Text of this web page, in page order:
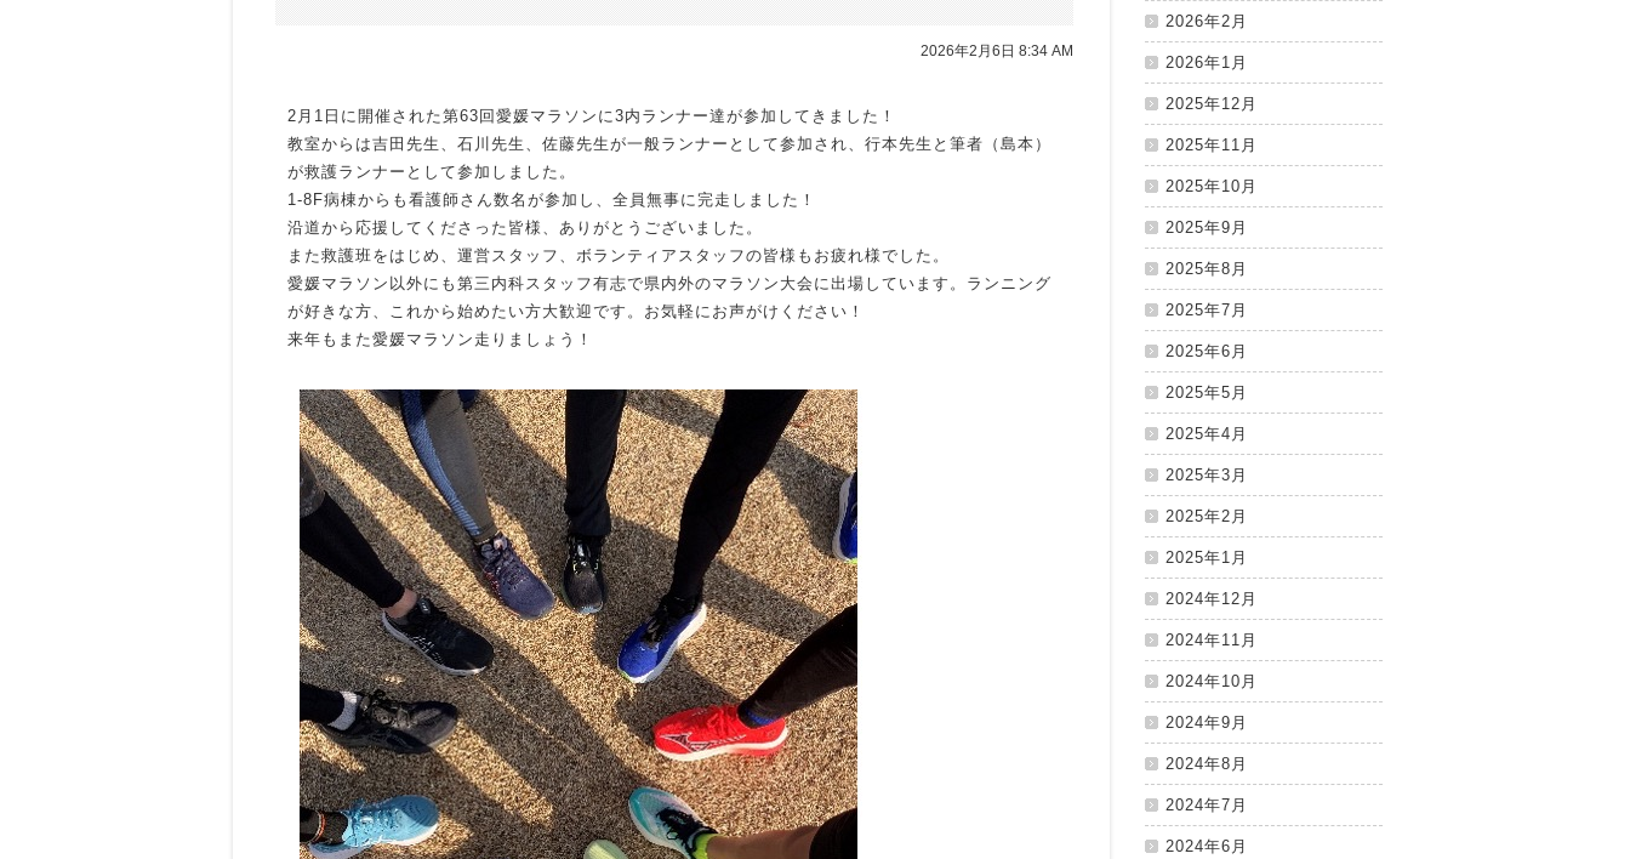
2026年2月6日 8:34 AM
2月1日に開催された第63回愛媛マラソンに3内ランナー達が参加してきました！
教室からは吉田先生、石川先生、佐藤先生が一般ランナーとして参加され、行本先生と筆者（島本）
が救護ランナーとして参加しました。
1-8F病棟からも看護師さん数名が参加し、全員無事に完走しました！
沿道から応援してくださった皆様、ありがとうございました。
また救護班をはじめ、運営スタッフ、ボランティアスタッフの皆様もお疲れ様でした。
愛媛マラソン以外にも第三内科スタッフ有志で県内外のマラソン大会に出場しています。ランニング
が好きな方、これから始めたい方大歓迎です。お気軽にお声がけください！
来年もまた愛媛マラソン走りましょう！
2026年2月
2026年1月
2025年12月
2025年11月
2025年10月
2025年9月
2025年8月
2025年7月
2025年6月
2025年5月
2025年4月
2025年3月
2025年2月
2025年1月
2024年12月
2024年11月
2024年10月
2024年9月
2024年8月
2024年7月
2024年6月